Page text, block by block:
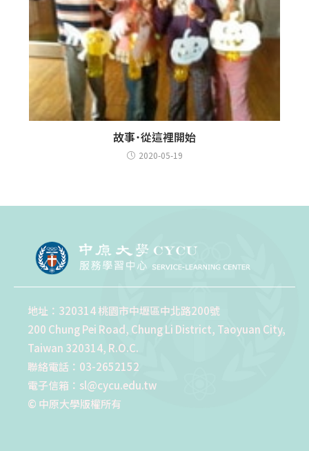
故事˙從這裡開始
2020-05-19
地址：320314 桃園市中壢區中北路200號
200 Chung Pei Road, Chung Li District, Taoyuan City,
Taiwan 320314, R.O.C.
聯絡電話：03-2652152
電子信箱：sl@cycu.edu.tw
© 中原大學版權所有